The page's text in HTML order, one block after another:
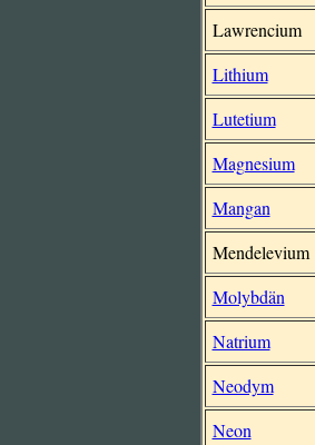
Lawrencium
Lithium
Lutetium
Magnesium
Mangan
Mendelevium
Molybdän
Natrium
Neodym
Neon